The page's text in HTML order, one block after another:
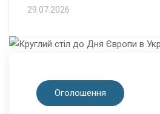
29.07.2026
Оголошення